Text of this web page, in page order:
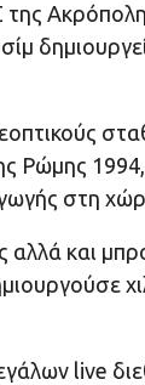
Ρώμης
στη
αλλά και
live